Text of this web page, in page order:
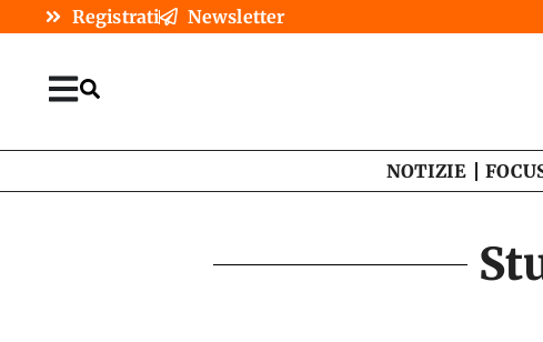
Registrati Newsletter
NOTIZIE